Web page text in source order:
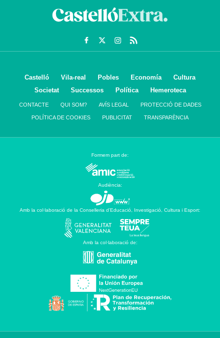
Castelló Vila-real Pobles Economía
Cultura
Societat
Successos Política Hemeroteca
CONTACTE QUI SOM? AVÍS LEGAL PROTECCIÓ DE DADES
POLÍTICA DE COOKIES PUBLICITAT TRANSPARÈNCIA
Formem part de:
Audiència:
Amb la col·laboració de la Conselleria d’Educació, Investigació, Cultura i Esport:
Amb la col·laboració de: